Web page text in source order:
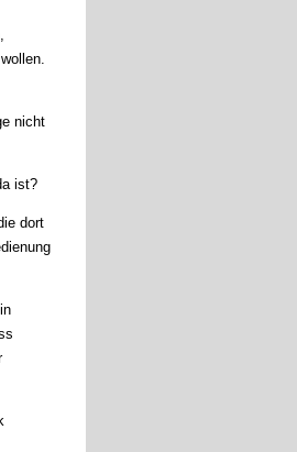
nicht
ist?
dort